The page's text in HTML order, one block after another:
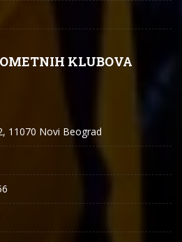
KLUBOVA
11070 Novi Beograd